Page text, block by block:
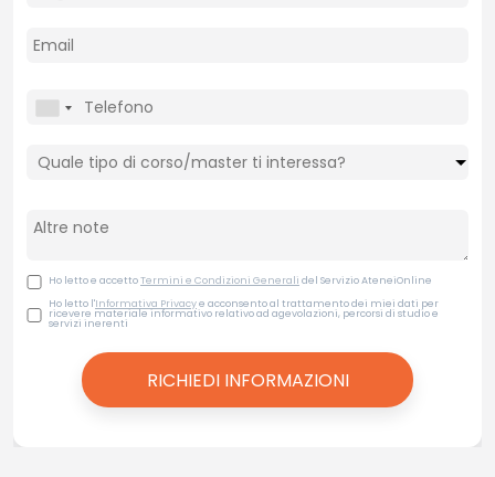
Ho letto e accettoTermini e Condizioni Generali del Servizio AteneiOnline
Ho letto l'Informativa Privacye acconsento al trattamento dei miei dati per
ricevere materiale informativo relativo ad agevolazioni, percorsi di studio e
servizi inerenti